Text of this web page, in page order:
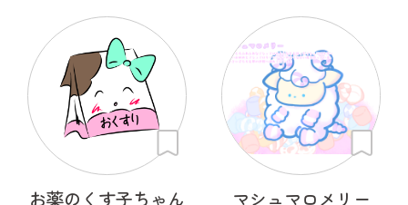
お薬のくす子ちゃん マシュマロメリー